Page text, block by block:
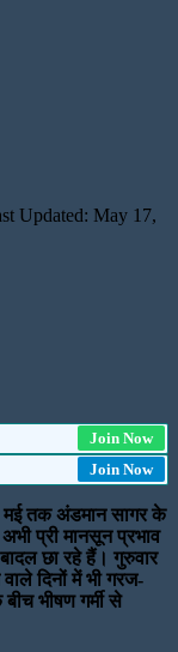
Updated: May 17,
Join Now
Join Now
मई तक अंडमान सागर के
प्री मानसून प्रभाव
छा रहे हैं। गुरुवार
दिनों में भी गरज-
भीषण गर्मी से